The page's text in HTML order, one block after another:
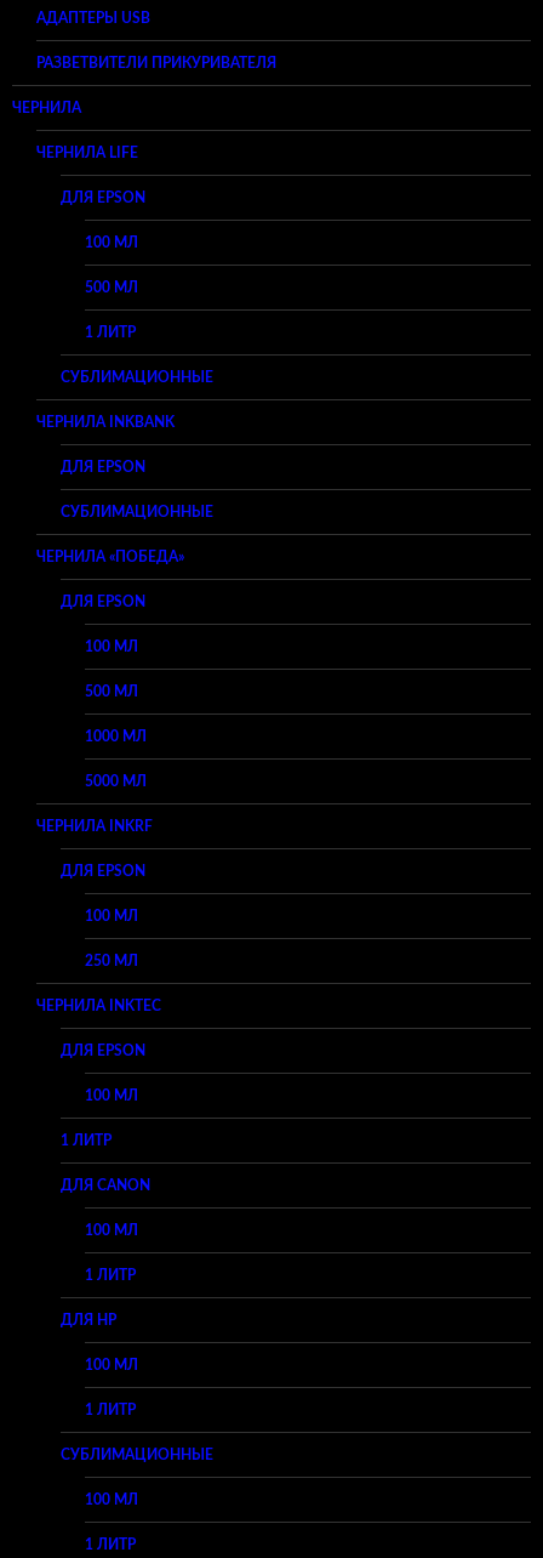
АДАПТЕРЫ USB
РАЗВЕТВИТЕЛИ ПРИКУРИВАТЕЛЯ
ЧЕРНИЛА
ЧЕРНИЛА LIFE
ДЛЯ EPSON
100 МЛ
500 МЛ
1 ЛИТР
СУБЛИМАЦИОННЫЕ
ЧЕРНИЛА INKBANK
ДЛЯ EPSON
СУБЛИМАЦИОННЫЕ
ЧЕРНИЛА «ПОБЕДА»
ДЛЯ EPSON
100 МЛ
500 МЛ
1000 МЛ
5000 МЛ
ЧЕРНИЛА INKRF
ДЛЯ EPSON
100 МЛ
250 МЛ
ЧЕРНИЛА INKTEC
ДЛЯ EPSON
100 МЛ
1 ЛИТР
ДЛЯ CANON
100 МЛ
1 ЛИТР
ДЛЯ HP
100 МЛ
1 ЛИТР
СУБЛИМАЦИОННЫЕ
100 МЛ
1 ЛИТР